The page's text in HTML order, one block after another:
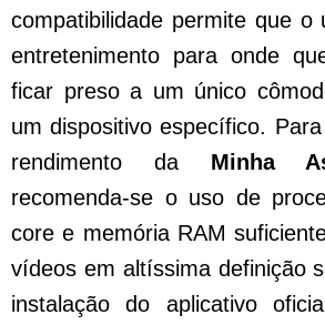
compatibilidade permite que o
entretenimento para onde
ficar preso a um único
um dispositivo específico.
rendimento da Minha
recomenda-se o uso de
core e memória RAM
vídeos em altíssima definição
instalação do aplicativo